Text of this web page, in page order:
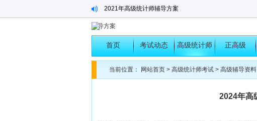
2021年高级统计师辅导方案
2022年高级统计师考试题分析
2022年高级统计师模拟题之二
2021年中级统计师辅导方案
迎接曙光，飞向理想殿堂-2020年高级统计师考试经验
辅导方案
首页 考试动态 高级统计师
考试
正高级
当前位置： 网站首页 > 高级统计师考试 > 高级辅导资料
2024年高